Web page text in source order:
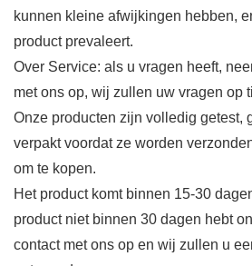
kunnen kleine afwijkingen hebben,
product prevaleert.
Over Service: als u vragen heeft,
met ons op, wij zullen uw vragen op
Onze producten zijn volledig getest,
verpakt voordat ze worden
om te kopen.
Het product komt binnen 15-30
product niet binnen 30 dagen hebt
contact met ons op en wij zullen u